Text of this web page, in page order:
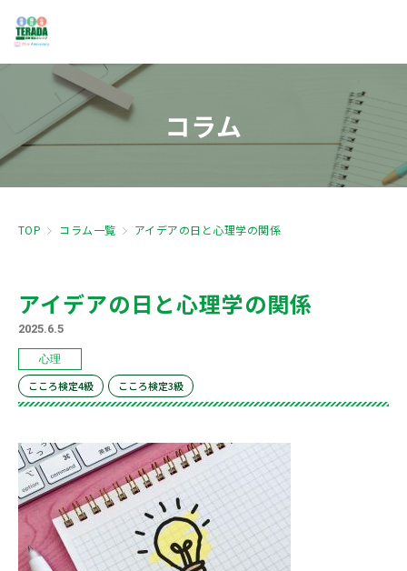
コラム
TOP コラム一覧 アイデアの日と心理学の関係
アイデアの日と心理学の関係
2025.6.5
心理
こころ検定4級 こころ検定3級